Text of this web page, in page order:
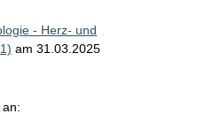
- Herz- und
am 31.03.2025